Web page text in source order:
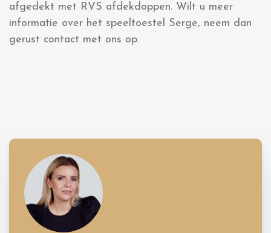
afgedekt met RVS afdekdoppen. Wilt u meer
informatie over het speeltoestel Serge, neem dan
gerust contact met ons op.